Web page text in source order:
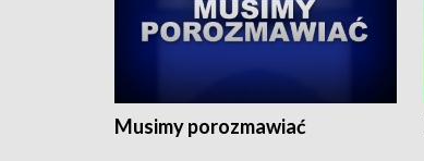
Musimy porozmawiać